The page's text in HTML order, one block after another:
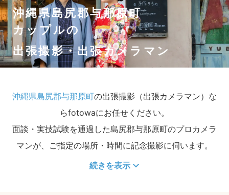
沖縄県島尻郡与那原町
カップルの
出張撮影・出張カメラマン
沖縄県島尻郡与那原町の出張撮影（出張カメラマン）な
らfotowaにお任せください。
面談・実技試験を通過した島尻郡与那原町のプロカメラ
マンが、ご指定の場所・時間に記念撮影に伺います。
続きを表示